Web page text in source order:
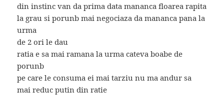
din instinc van da prima data mananca floarea rapita
la grau si porunb mai negociaza da mananca pana la
urma
de 2 ori le dau
ratia e sa mai ramana la urma cateva boabe de
porunb
pe care le consuma ei mai tarziu nu ma andur sa
mai reduc putin din ratie